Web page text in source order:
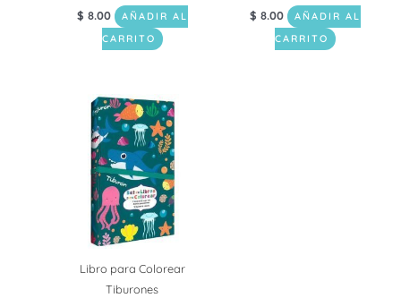
$ 8.00
AÑADIR AL
CARRITO
$ 8.00
AÑADIR AL
CARRITO
Libro para Colorear
Tiburones